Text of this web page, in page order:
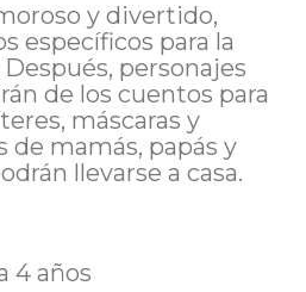
y divertido,
específicos para la
personajes
de los cuentos para
máscaras y
de mamás, papás y
llevarse a casa.
4 años